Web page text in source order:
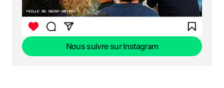
Nous suivre sur Instagram